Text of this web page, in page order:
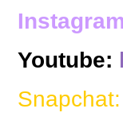
Youtube:
Snapchat: